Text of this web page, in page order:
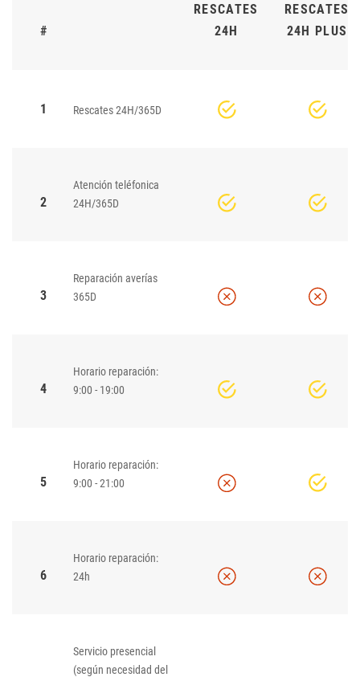
#
RESCATES
24H
RESCATES
24H PLUS
1 Rescates 24H/365D
2
Atención teléfonica
24H/365D
3
Reparación averías
365D
4
Horario reparación:
9:00 - 19:00
5
Horario reparación:
9:00 - 21:00
6
Horario reparación:
24h
Servicio presencial
(según necesidad del